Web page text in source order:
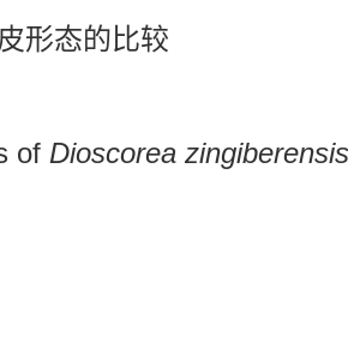
形态的比较
of Dioscorea zingiberensis